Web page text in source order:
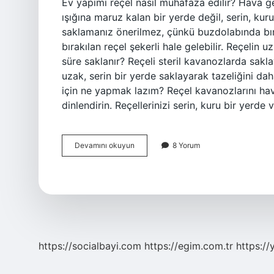
Ev yapımı reçel nasıl muhafaza edilir?
ışığına maruz kalan bir yerde değil, serin,
saklamanız önerilmez, çünkü buzdolabında
bırakılan reçel şekerli hale gelebilir. Reçelin
süre saklanır? Reçeli steril kavanozlarda
uzak, serin bir yerde saklayarak tazeliğini
için ne yapmak lazım? Reçel kavanozlarını
dinlendirin. Reçellerinizi serin, kuru bir yerde
Devamını okuyun
Bozulmaması
8 Yorum
https://socialbayi.com https://egim.com.tr https://